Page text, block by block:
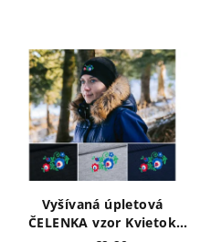
Vyšívaná úpletová
ČELENKA vzor Kvietok